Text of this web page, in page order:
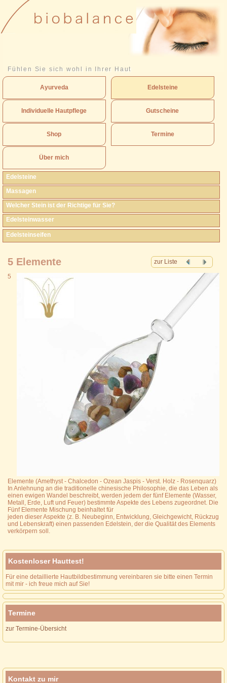
Fühlen Sie sich wohl in Ihrer Haut
Ayurveda Edelsteine
Individuelle Hautpflege Gutscheine
Shop Termine
Über mich
Edelsteine
Massagen
Welcher Stein ist der Richtige für Sie?
Edelsteinwasser
Edelsteinseifen
zur Liste
5 Elemente
5
Elemente (Amethyst - Chalcedon - Ozean Jaspis - Verst. Holz - Rosenquarz)
In Anlehnung an die traditionelle chinesische Philosophie, die das Leben als
einen ewigen Wandel beschreibt, werden jedem der fünf Elemente (Wasser,
Metall, Erde, Luft und Feuer) bestimmte Aspekte des Lebens zugeordnet. Die
Fünf Elemente Mischung beinhaltet für
jeden dieser Aspekte (z. B. Neubeginn, Entwicklung, Gleichgewicht, Rückzug
und Lebenskraft) einen passenden Edelstein, der die Qualität des Elements
verkörpern soll.
Kostenloser Hauttest!
Für eine detaillierte Hautbildbestimmung vereinbaren sie bitte einen Termin
mit mir - ich freue mich auf Sie!
Termine
zur Termine-Übersicht
Kontakt zu mir